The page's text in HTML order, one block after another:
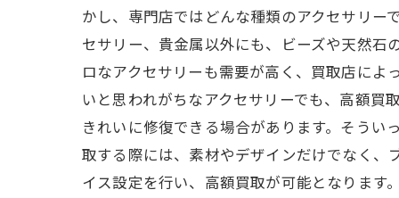
かし、専門店ではどんな種類のアクセサリー
セサリー、貴金属以外にも、ビーズや天然石
ロなアクセサリーも需要が高く、買取店によ
いと思われがちなアクセサリーでも、高額買
きれいに修復できる場合があります。そうい
取する際には、素材やデザインだけでなく、
イス設定を行い、高額買取が可能となります